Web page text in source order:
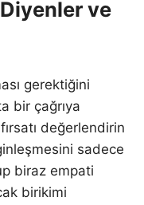
Diyenler ve
gerektiğini
bir çağrıya
değerlendirin
sadece
biraz empati
birikimi